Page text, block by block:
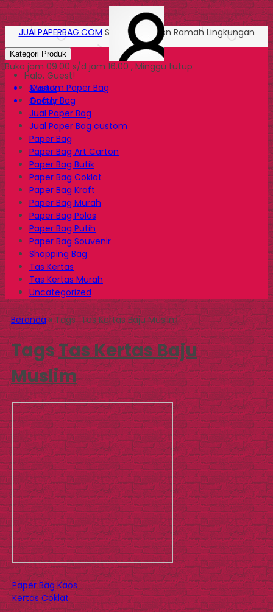
Halo, Guest!
Masuk
Daftar
JUALPAPERBAG.COM Solusi Kemasan Ramah Lingkungan
Kategori Produk
Buka jam 09.00 s/d jam 16.00 , Minggu tutup
Custom Paper Bag
Goody Bag
Jual Paper Bag
Jual Paper Bag custom
Paper Bag
Paper Bag Art Carton
Paper Bag Butik
Paper Bag Coklat
Paper Bag Kraft
Paper Bag Murah
Paper Bag Polos
Paper Bag Putih
Paper Bag Souvenir
Shopping Bag
Tas Kertas
Tas Kertas Murah
Uncategorized
Beranda»Tags "Tas Kertas Baju Muslim"
TagsTas Kertas Baju
Muslim
Paper Bag Kaos
Kertas Coklat